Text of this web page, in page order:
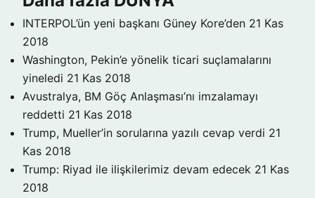
INTERPOL’ün yeni başkanı Güney Kore’den 21 Kas
2018
Washington, Pekin’e yönelik ticari suçlamalarını
yineledi 21 Kas 2018
Avustralya, BM Göç Anlaşması’nı imzalamayı
reddetti 21 Kas 2018
Trump, Mueller’in sorularına yazılı cevap verdi 21
Kas 2018
Trump: Riyad ile ilişkilerimiz devam edecek 21 Kas
2018